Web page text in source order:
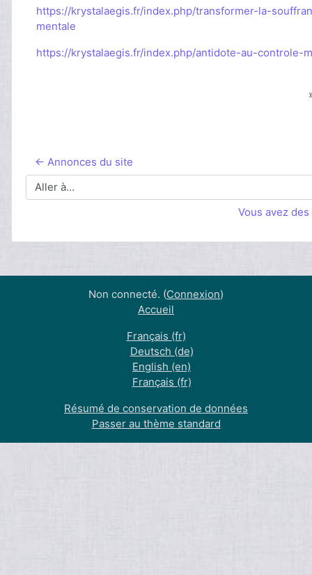
https://krystalaegis.fr/index.php/transformer-la-
mentale
https://krystalaegis.fr/index.php/antidote-au-controle-
← Annonces du site
Aller à…
Vous avez
Non connecté. (Connexion)
Accueil
Français ‎(fr)‎
Deutsch ‎(de)‎
English ‎(en)‎
Français ‎(fr)‎
Résumé de conservation de données
Passer au thème standard